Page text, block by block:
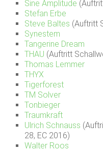
Sine Amplitude
Stefan Erbe
Steve Baltes (Auftritt
Synestem
Tangerine Dream
THAU (Auftritt
Thomas Lemmer
THYX
Tigerforest
TM Solver
Tonbieger
Traumkraft
Ulrich Schnauss
28, EC 2016)
Walter Roos